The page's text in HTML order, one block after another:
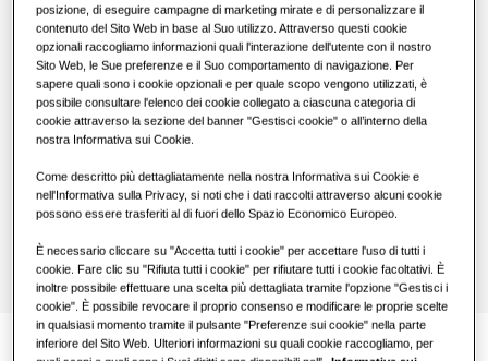
Documentazione
2.2KW 2.8KW 3.6KW 5.6KW
Potenza disponibile
1 fase
Richiedi un contatto
posizione, di eseguire campagne di marketing mirate e di personalizzare il
contenuto del Sito Web in base al Suo utilizzo. Attraverso questi cookie
opzionali raccogliamo informazioni quali l'interazione dell'utente con il nostro
Sito Web, le Sue preferenze e il Suo comportamento di navigazione. Per
sapere quali sono i cookie opzionali e per quale scopo vengono utilizzati, è
possibile consultare l'elenco dei cookie collegato a ciascuna categoria di
cookie attraverso la sezione del banner "Gestisci cookie" o all’interno della
nostra Informativa sui Cookie.
Come descritto più dettagliatamente nella nostra Informativa sui Cookie e
nell'Informativa sulla Privacy, si noti che i dati raccolti attraverso alcuni cookie
possono essere trasferiti al di fuori dello Spazio Economico Europeo.
È necessario cliccare su "Accetta tutti i cookie" per accettare l'uso di tutti i
cookie. Fare clic su "Rifiuta tutti i cookie" per rifiutare tutti i cookie facoltativi. È
inoltre possibile effettuare una scelta più dettagliata tramite l'opzione "Gestisci i
cookie". È possibile revocare il proprio consenso e modificare le proprie scelte
in qualsiasi momento tramite il pulsante "Preferenze sui cookie" nella parte
inferiore del Sito Web. Ulteriori informazioni su quali cookie raccogliamo, per